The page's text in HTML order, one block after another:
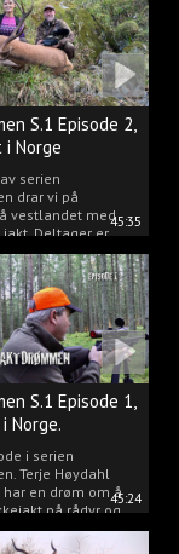
45:35
S.1 Episode 2,
Norge
serien
drar vi på
vestlandet med
Deltager er
Thomassen.
45:24
S.1 Episode 1,
Norge.
i serien
Terje Høydahl
har en drøm om å
på rådyr og
å gjøre den
virkelighet.